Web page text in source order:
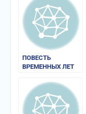
ВОСТОЧНУЮ
ПРИБАЛТИКУ
ПОВЕСТЬ
ВРЕМЕННЫХ ЛЕТ